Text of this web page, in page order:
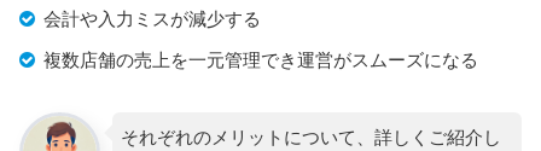
会計や入力ミスが減少する
複数店舗の売上を一元管理でき運営がスムーズになる
それぞれのメリットについて、詳しくご紹介し